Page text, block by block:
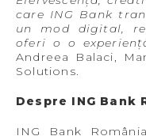
care ING Bank
un mod digital,
oferi o o
Andreea Balaci,
Solutions.
Despre ING Bank
ING Bank